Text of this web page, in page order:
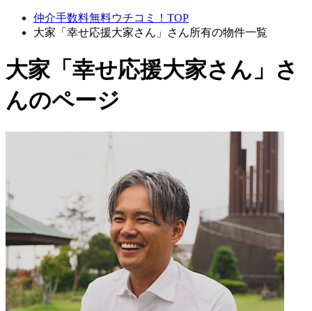
仲介手数料無料ウチコミ！TOP
大家「幸せ応援大家さん」さん所有の物件一覧
大家「幸せ応援大家さん」さ
んのページ